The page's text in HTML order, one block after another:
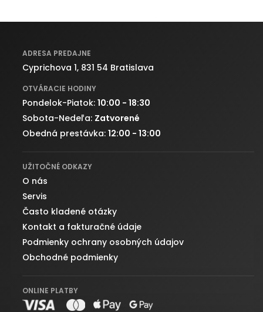
ADRESA PREDAJNE
Cyprichova 1, 831 54 Bratislava
OTVÁRACIE HODINY
Pondelok-Piatok: 10:00 - 18:30
Sobota-Nedeľa: Zatvorené
Obedná prestávka: 12:00 - 13:00
UŽITOČNÉ ODKAZY
O nás
Servis
Často kladené otázky
Kontakt a fakturačné údaje
Podmienky ochrany osobných údajov
Obchodné podmienky
ONLINE PLATBY